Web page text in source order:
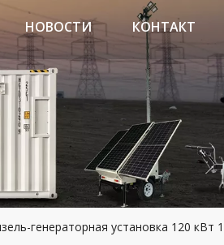
НОВОСТИ КОНТАКТ
генераторная установка 120 кВт